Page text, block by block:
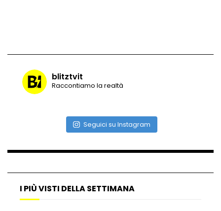
male
blitztvit
Raccontiamo la realtà
Seguici su Instagram
I PIÙ VISTI DELLA SETTIMANA